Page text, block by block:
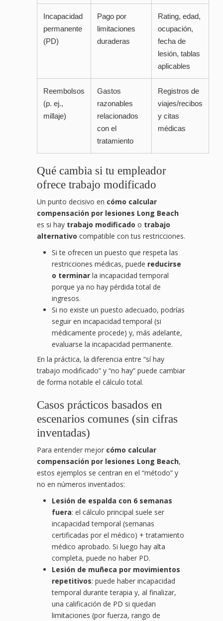
Incapacidad
permanente
(PD)
Pago por
limitaciones
duraderas
Rating, edad,
ocupación,
fecha de
lesión, tablas
aplicables
Reembolsos
(p. ej.,
millaje)
Gastos
razonables
relacionados
con el
tratamiento
Registros de
viajes/recibos
y citas
médicas
Qué cambia si tu empleador
ofrece trabajo modificado
Un punto decisivo en cómo calcular
compensación por lesiones Long Beach
es si hay trabajo modificado o trabajo
alternativo compatible con tus restricciones.
Si te ofrecen un puesto que respeta las
restricciones médicas, puede reducirse
o terminar la incapacidad temporal
porque ya no hay pérdida total de
ingresos.
Si no existe un puesto adecuado, podrías
seguir en incapacidad temporal (si
médicamente procede) y, más adelante,
evaluarse la incapacidad permanente.
En la práctica, la diferencia entre “sí hay
trabajo modificado” y “no hay” puede cambiar
de forma notable el cálculo total.
Casos prácticos basados en
escenarios comunes (sin cifras
inventadas)
Para entender mejor cómo calcular
compensación por lesiones Long Beach,
estos ejemplos se centran en el “método” y
no en números inventados:
Lesión de espalda con 6 semanas
fuera: el cálculo principal suele ser
incapacidad temporal (semanas
certificadas por el médico) + tratamiento
médico aprobado. Si luego hay alta
completa, puede no haber PD.
Lesión de muñeca por movimientos
repetitivos: puede haber incapacidad
temporal durante terapia y, al finalizar,
una calificación de PD si quedan
limitaciones (por fuerza, rango de